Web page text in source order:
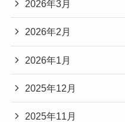
2026年3月
2026年2月
2026年1月
2025年12月
2025年11月